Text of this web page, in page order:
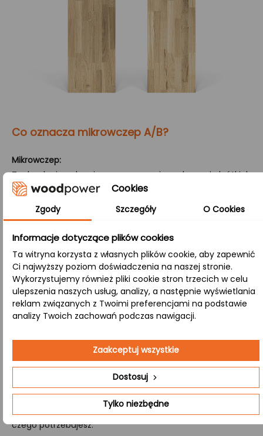
Co oznacza mikrowczep A/B?
Mikrowczep:
Technologia polegająca na precyzyjnym łączeniu krótkich
lameli (ok. 4 cm) zarówno wzdłuż, jak i wszerz. Dzięki temu
uzyskujemy materiał wyjątkowo stabilny oraz odporny na
pęknięcia i deformacje.
A/B:
Strona A (górna) charakteryzuje się jednolitą
powierzchnią bez widocznych sęków, podczas gdy strona
B (dolna) prezentuje naturalne sęki, zróżnicowaną
kolorystykę oraz delikatne przebarwienia.
Nasza firma specjalizuje się w wycenie i produkcji
kompletnych zestawów schodów drewnianych. Jeśli
potrzebujesz schodów wykonanych na zamówienie,
obejmujących wszystkie elementy – od stopni i podstopni,
przez policzki aż po tralki – Jeśli chcesz otrzymać
szczegółową ofertę, wejdź na stronę
czego potrzebujesz.
Cookies
Zgody Szczegóły O Cookies
Informacje dotyczące plików cookies
Ta witryna korzysta z własnych plików cookie, aby zapewnić
Ci najwyższy poziom doświadczenia na naszej stronie.
Wykorzystujemy również pliki cookie stron trzecich w celu
ulepszenia naszych usług, analizy, a następnie wyświetlania
reklam związanych z Twoimi preferencjami na podstawie
analizy Twoich zachowań podczas nawigacji.
Tylko niezbędne
Dostosuj
Zaakceptuj wszystkie